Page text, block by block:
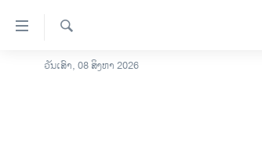
ລິ້ງ
ສຳຫລັບ
ໂຮມເພຈ
ຄົ້ນຫາ
ວັນເສົາ, 08 ສິງຫາ 2026